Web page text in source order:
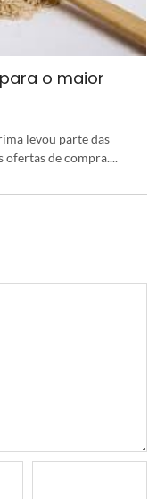
o maior
levou parte das
ofertas de compra....